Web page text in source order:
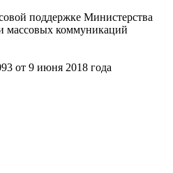
поддержке Министерства
массовых коммуникаций
от 9 июня 2018 года